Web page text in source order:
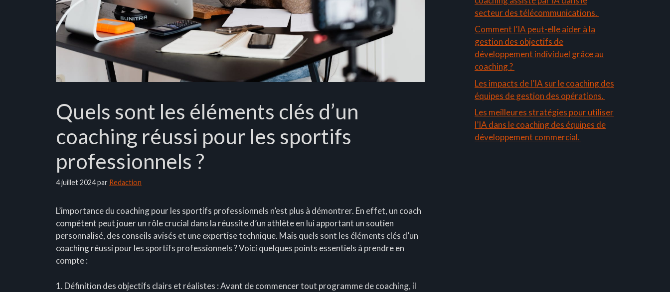
Quels sont les éléments clés d’un
coaching réussi pour les sportifs
professionnels ?
4 juillet 2024par Redaction
L’importance du coaching pour les sportifs professionnels n’est plus à démontrer. En effet, un coach
compétent peut jouer un rôle crucial dans la réussite d’un athlète en lui apportant un soutien
personnalisé, des conseils avisés et une expertise technique. Mais quels sont les éléments clés d’un
coaching réussi pour les sportifs professionnels ? Voici quelques points essentiels à prendre en
compte :
1. Définition des objectifs clairs et réalistes : Avant de commencer tout programme de coaching, il
secteur des télécommunications.
Comment l’IA peut-elle aider à la
gestion des objectifs de
développement individuel grâce au
coaching ?
Les impacts de l’IA sur le coaching des
équipes de gestion des opérations.
Les meilleures stratégies pour utiliser
l’IA dans le coaching des équipes de
développement commercial.